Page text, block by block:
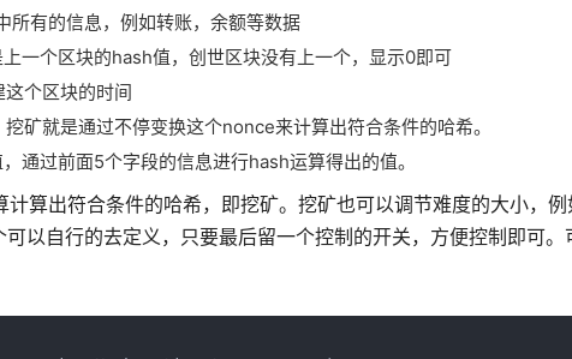
所有的信息，例如转账，余额等数据
一个区块的hash值，创世区块没有上一个，显示0即可
个区块的时间
矿就是通过不停变换这个nonce来计算出符合条件的哈希。
通过前面5个字段的信息进行hash运算得出的值。
算出符合条件的哈希，即挖矿。挖矿也可以调节难度的大小，
以自行的去定义，只要最后留一个控制的开关，方便控制即可。